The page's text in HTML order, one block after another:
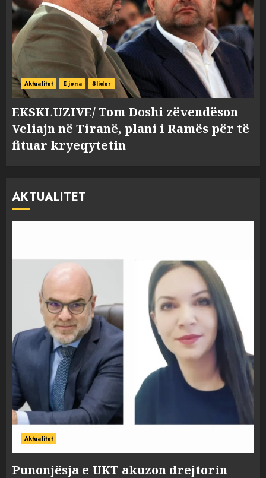
Aktualitet E jona Slider
EKSKLUZIVE/ Tom Doshi zëvendëson
Veliajn në Tiranë, plani i Ramës për të
fituar kryeqytetin
AKTUALITET
Aktualitet
Punonjësja e UKT akuzon drejtorin